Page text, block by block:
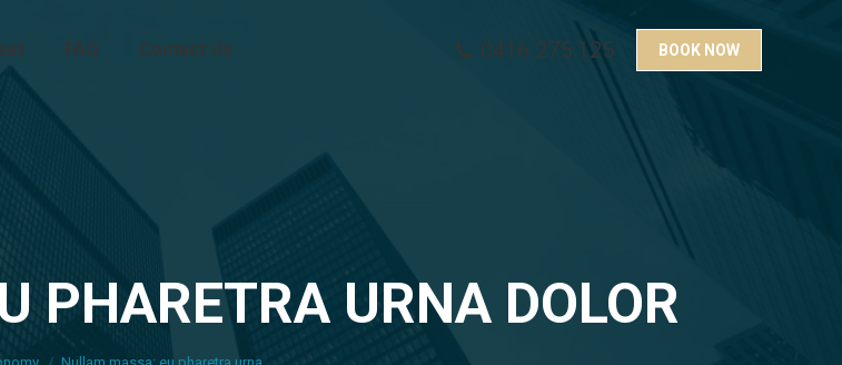
FAQ Contact Us 0416 275 125 BOOK NOW
PHARETRA URNA DOLOR
You are here:
Nullam massa: eu pharetra urna…